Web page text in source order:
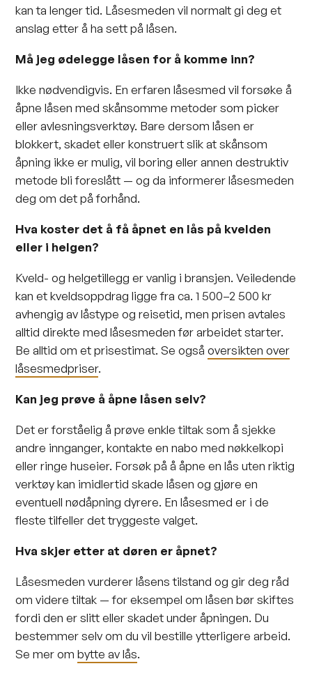
kan ta lenger tid. Låsesmeden vil normalt gi deg et
anslag etter å ha sett på låsen.
Må jeg ødelegge låsen for å komme inn?
Ikke nødvendigvis. En erfaren låsesmed vil forsøke å
åpne låsen med skånsomme metoder som picker
eller avlesningsverktøy. Bare dersom låsen er
blokkert, skadet eller konstruert slik at skånsom
åpning ikke er mulig, vil boring eller annen destruktiv
metode bli foreslått — og da informerer låsesmeden
deg om det på forhånd.
Hva koster det å få åpnet en lås på kvelden
eller i helgen?
Kveld- og helgetillegg er vanlig i bransjen. Veiledende
kan et kveldsoppdrag ligge fra ca. 1 500–2 500 kr
avhengig av låstype og reisetid, men prisen avtales
alltid direkte med låsesmeden før arbeidet starter.
Be alltid om et prisestimat. Se også oversikten over
låsesmedpriser.
Kan jeg prøve å åpne låsen selv?
Det er forståelig å prøve enkle tiltak som å sjekke
andre innganger, kontakte en nabo med nøkkelkopi
eller ringe huseier. Forsøk på å åpne en lås uten riktig
verktøy kan imidlertid skade låsen og gjøre en
eventuell nødåpning dyrere. En låsesmed er i de
fleste tilfeller det tryggeste valget.
Hva skjer etter at døren er åpnet?
Låsesmeden vurderer låsens tilstand og gir deg råd
om videre tiltak — for eksempel om låsen bør skiftes
fordi den er slitt eller skadet under åpningen. Du
bestemmer selv om du vil bestille ytterligere arbeid.
Se mer om bytte av lås.